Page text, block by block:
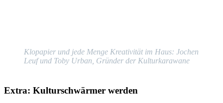
Klopapier und jede Menge Kreativität im Haus: Jochen
Leuf und Toby Urban, Gründer der Kulturkarawane
Extra: Kulturschwärmer werden